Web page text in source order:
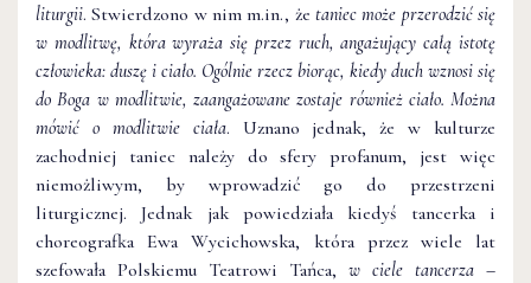
liturgii. Stwierdzono w nim m.in., że taniec może przerodzić się
w modlitwę, która wyraża się przez ruch, angażujący całą istotę
człowieka: duszę i ciało. Ogólnie rzecz biorąc, kiedy duch wznosi się
do Boga w modlitwie, zaangażowane zostaje również ciało. Można
mówić o modlitwie ciała. Uznano jednak, że w kulturze
zachodniej taniec należy do sfery profanum, jest więc
niemożliwym, by wprowadzić go do przestrzeni
liturgicznej. Jednak jak powiedziała kiedyś tancerka i
choreografka Ewa Wycichowska, która przez wiele lat
szefowała Polskiemu Teatrowi Tańca, w ciele tancerza –